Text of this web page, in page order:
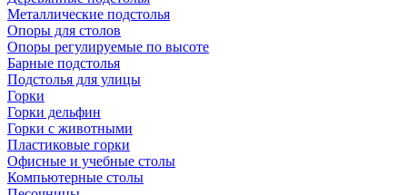
Металлические подстолья
Опоры для столов
Опоры регулируемые по высоте
Барные подстолья
Подстолья для улицы
Горки
Горки дельфин
Горки с животными
Пластиковые горки
Офисные и учебные столы
Компьютерные столы